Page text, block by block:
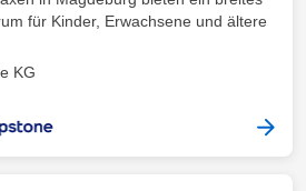
für Kinder, Erwachsene und ältere
KG